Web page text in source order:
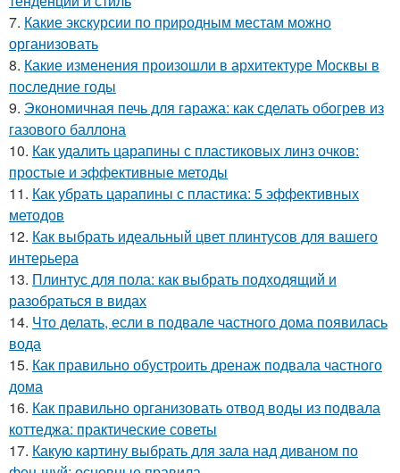
7. Какие экскурсии по природным местам можно
организовать
8. Какие изменения произошли в архитектуре Москвы в
последние годы
9. Экономичная печь для гаража: как сделать обогрев из
газового баллона
10. Как удалить царапины с пластиковых линз очков:
простые и эффективные методы
11. Как убрать царапины с пластика: 5 эффективных
методов
12. Как выбрать идеальный цвет плинтусов для вашего
интерьера
13. Плинтус для пола: как выбрать подходящий и
разобраться в видах
14. Что делать, если в подвале частного дома появилась
вода
15. Как правильно обустроить дренаж подвала частного
дома
16. Как правильно организовать отвод воды из подвала
коттеджа: практические советы
17. Какую картину выбрать для зала над диваном по